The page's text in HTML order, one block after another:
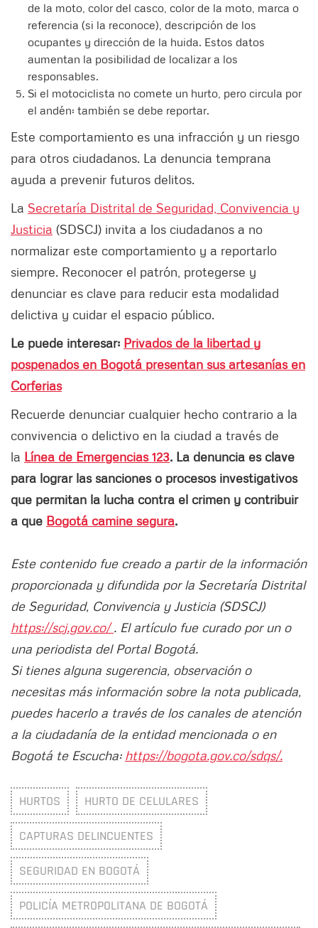
de la moto, color del casco, color de la moto, marca o
referencia (si la reconoce), descripción de los
ocupantes y dirección de la huida. Estos datos
aumentan la posibilidad de localizar a los
responsables.
Si el motociclista no comete un hurto, pero circula por
el andén: también se debe reportar.
Este comportamiento es una infracción y un riesgo
para otros ciudadanos. La denuncia temprana
ayuda a prevenir futuros delitos.
La Secretaría Distrital de Seguridad, Convivencia y
Justicia (SDSCJ) invita a los ciudadanos a no
normalizar este comportamiento y a reportarlo
siempre. Reconocer el patrón, protegerse y
denunciar es clave para reducir esta modalidad
delictiva y cuidar el espacio público.
Le puede interesar: Privados de la libertad y
pospenados en Bogotá presentan sus artesanías en
Corferias
Recuerde denunciar cualquier hecho contrario a la
convivencia o delictivo en la ciudad a través de
la Línea de Emergencias 123. La denuncia es clave
para lograr las sanciones o procesos investigativos
que permitan la lucha contra el crimen y contribuir
a que Bogotá camine segura.
Este contenido fue creado a partir de la información
proporcionada y difundida por la Secretaría Distrital
de Seguridad, Convivencia y Justicia (SDSCJ)
https://scj.gov.co/. El artículo fue curado por un o
una periodista del Portal Bogotá.
Si tienes alguna sugerencia, observación o
necesitas más información sobre la nota publicada,
puedes hacerlo a través de los canales de atención
a la ciudadanía de la entidad mencionada o en
Bogotá te Escucha: https://bogota.gov.co/sdqs/.
HURTOS HURTO DE CELULARES
CAPTURAS DELINCUENTES
SEGURIDAD EN BOGOTÁ
POLICÍA METROPOLITANA DE BOGOTÁ